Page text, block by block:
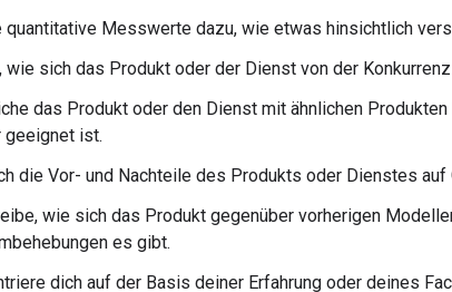
quantitative Messwerte dazu, wie etwas hinsichtlich
wie sich das Produkt oder der Dienst von der
das Produkt oder den Dienst mit ähnlichen
geeignet ist.
die Vor- und Nachteile des Produkts oder Dienstes auf
wie sich das Produkt gegenüber vorherigen
es gibt.
dich auf der Basis deiner Erfahrung oder deines